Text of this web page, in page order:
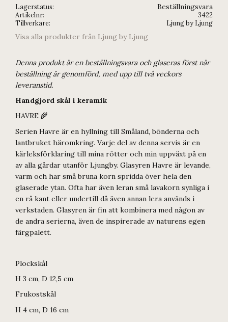
Lagerstatus Beställningsvara
Artikelnr
3422
Tillverkare
Ljung by Ljung
Visa alla produkter från Ljung by Ljung
Denna produkt är en beställningsvara och glaseras först när
beställning är genomförd, med upp till två veckors
leveranstid.
Handgjord skål i keramik
HAVRE 🌾
Serien Havre är en hyllning till Småland, bönderna och
lantbruket häromkring. Varje del av denna servis är en
kärleksförklaring till mina rötter och min uppväxt på en
av alla gårdar utanför Ljungby. Glasyren Havre är levande,
varm och har små bruna korn spridda över hela den
glaserade ytan. Ofta har även leran små lavakorn synliga i
en rå kant eller undertill då även annan lera används i
verkstaden. Glasyren är fin att kombinera med någon av
de andra serierna, även de inspirerade av naturens egen
färgpalett.
Plockskål
H 3 cm, D 12,5 cm
Frukostskål
H 4 cm, D 16 cm